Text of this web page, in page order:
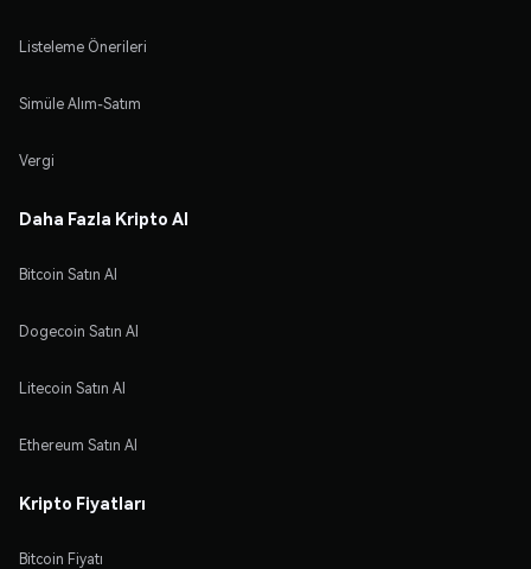
Listeleme Önerileri
Simüle Alım-Satım
Vergi
Daha Fazla Kripto Al
Bitcoin Satın Al
Dogecoin Satın Al
Litecoin Satın Al
Ethereum Satın Al
Kripto Fiyatları
Bitcoin Fiyatı